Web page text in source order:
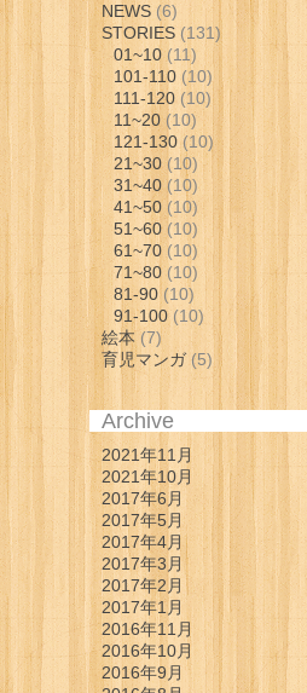
NEWS (6)
STORIES (131)
01~10(11)
101-110(10)
111-120(10)
11~20(10)
121-130(10)
21~30(10)
31~40(10)
41~50 (10)
51~60(10)
61~70 (10)
71~80(10)
81-90 (10)
91-100(10)
絵本 (7)
育児マンガ(5)
Archive
2021年11月
2021年10月
2017年6月
2017年5月
2017年4月
2017年3月
2017年2月
2017年1月
2016年11月
2016年10月
2016年9月